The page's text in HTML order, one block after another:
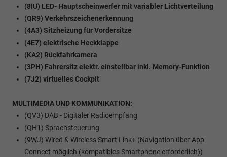
(8IU) LED- Hauptscheinwerfer mit variabler Lichtverteilung
(QR9) Verkehrszeichenerkennung
(4A3) Sitzheizung für Vordersitze
(4E7) elektrische Heckklappe
(KA2) Rückfahrkamera
(3PH) Fahrersitz elektr. einstellbar inkl. Memory-Funktion
(7J2) virtuelles Cockpit
MULTIMEDIA UND KOMMUNIKATION:
(QV3) DAB - Digitaler Radioempfang
(QH1) Sprachsteuerung
(9WJ) Wired & Wireless Smart Link+ (Navigation über App
Connect möglich (kompatibles Smartphone erforderlich))